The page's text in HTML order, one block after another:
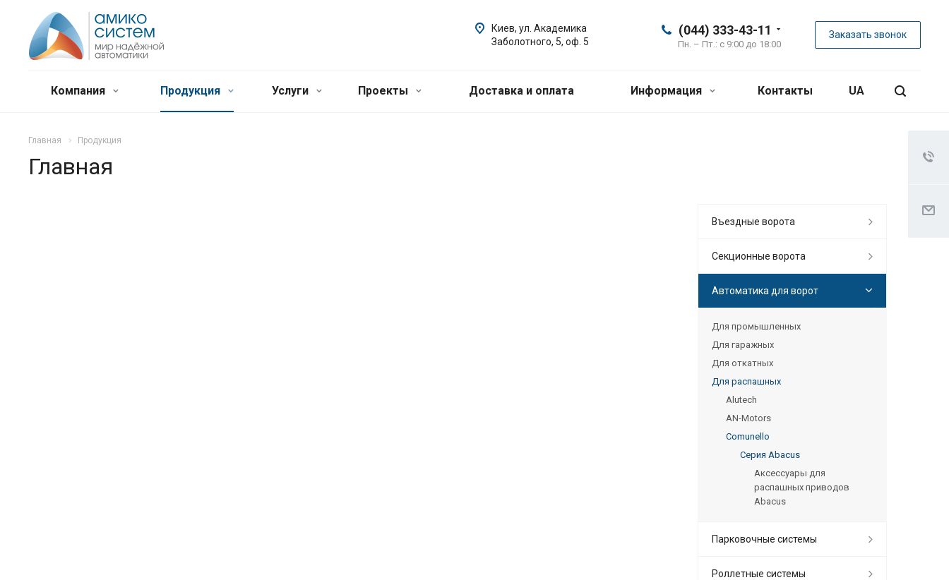
(044) 333-43-11
Пн. – Пт.: с 9:00 до 18:00
Заказать звонок
Киев, ул. Академика
Заболотного, 5, оф. 5
Компания Продукция Услуги Проекты Доставка и оплата Информация Контакты UA
Главная Продукция
Главная
Въездные ворота
Секционные ворота
Автоматика для ворот
Для промышленных
Для гаражных
Для откатных
Для распашных
Alutech
AN-Motors
Comunello
Серия Abacus
Аксессуары для
распашных приводов
Abacus
Парковочные системы
Роллетные системы